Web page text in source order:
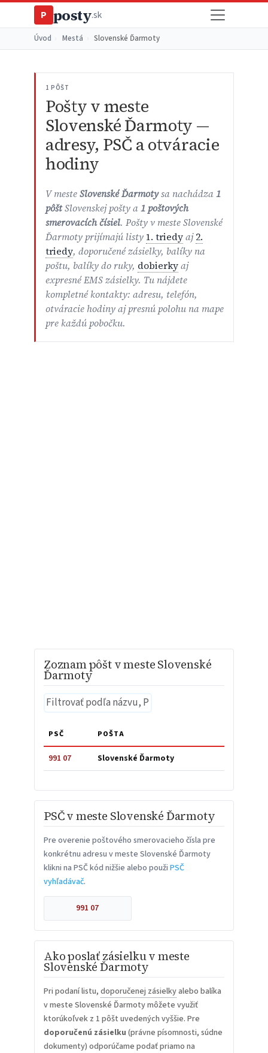
P posty.sk
Úvod Mestá Slovenské Ďarmoty
1 PÔŠT
Pošty v meste
Slovenské Ďarmoty —
adresy, PSČ a otváracie
hodiny
V mesteSlovenské Ďarmotysa nachádza1
pôštSlovenskej pošty a1 poštových
smerovacích čísiel. Pošty v meste Slovenské
Ďarmoty prijímajú listy 1. triedyaj2.
triedy, doporučené zásielky, balíky na
poštu, balíky do ruky, dobierkyaj
expresné EMS zásielky. Tu nájdete
kompletné kontakty: adresu, telefón,
otváracie hodiny aj presnú polohu na mape
pre každú pobočku.
Zoznam pôšt v meste Slovenské
Ďarmoty
PSČ POŠTA
991 07 Slovenské Ďarmoty
PSČ v meste Slovenské Ďarmoty
Pre overenie poštového smerovacieho čísla pre
konkrétnu adresu v meste Slovenské Ďarmoty
klikni na PSČ kód nižšie alebo použi PSČ
vyhľadávač.
991 07
Ako poslať zásielku v meste
Slovenské Ďarmoty
Pri podaní listu, doporučenej zásielkyalebo balíka
v meste Slovenské Ďarmoty môžete využiť
ktorúkoľvek z 1 pôšt uvedených vyššie. Pre
doporučenú zásielku (právne písomnosti, súdne
dokumenty) odporúčame podať priamo na